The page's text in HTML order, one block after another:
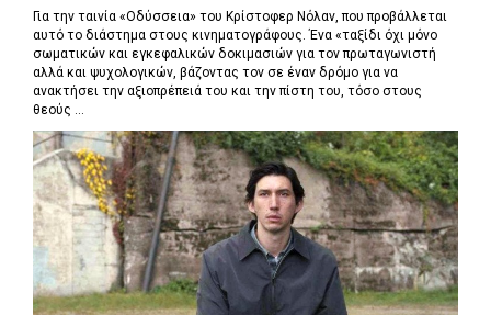
Για την ταινία «Οδύσσεια» του Κρίστοφερ Νόλαν,που προβάλλεται
αυτό το διάστημα στους κινηματογράφους. Ένα «ταξίδι όχι μόνο
σωματικών και εγκεφαλικών δοκιμασιών για τον πρωταγωνιστή
αλλά και ψυχολογικών, βάζοντας τον σε έναν δρόμο για να
ανακτήσει την αξιοπρέπειά του και την πίστη του, τόσο στους
θεούς ...